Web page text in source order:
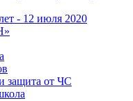
- 12 июля 2020
защита от ЧС